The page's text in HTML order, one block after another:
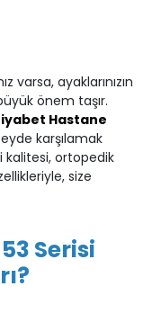
varsa, ayaklarınızın
önem taşır.
Hastane
karşılamak
kalitesi, ortopedik
size
Serisi